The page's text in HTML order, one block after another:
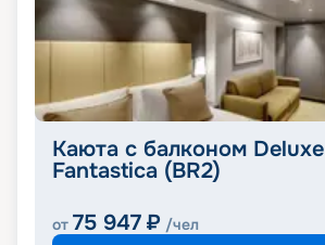
Каюта с балконом Deluxe
Fantastica (BR2)
от 75 947 ₽ /чел